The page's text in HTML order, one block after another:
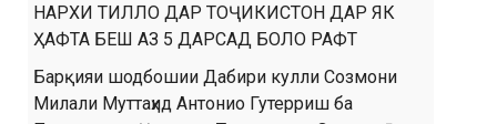
НАРХИ ТИЛЛО ДАР ТОҶИКИСТОН ДАР ЯК
ҲАФТА БЕШ АЗ 5 ДАРСАД БОЛО РАФТ
Барқияи шодбошии Дабири кулли Созмони
Милали Муттаҳид Антонио Гутерриш ба